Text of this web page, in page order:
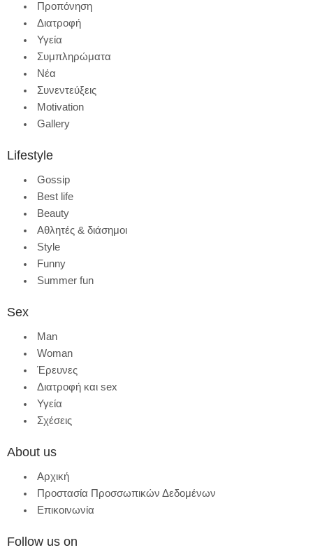
Προπόνηση
Διατροφή
Υγεία
Συμπληρώματα
Νέα
Συνεντεύξεις
Motivation
Gallery
Lifestyle
Gossip
Best life
Beauty
Αθλητές & διάσημοι
Style
Funny
Summer fun
Sex
Man
Woman
Έρευνες
Διατροφή και sex
Υγεία
Σχέσεις
About us
Αρχική
Προστασία Προσσωπικών Δεδομένων
Επικοινωνία
Follow us on